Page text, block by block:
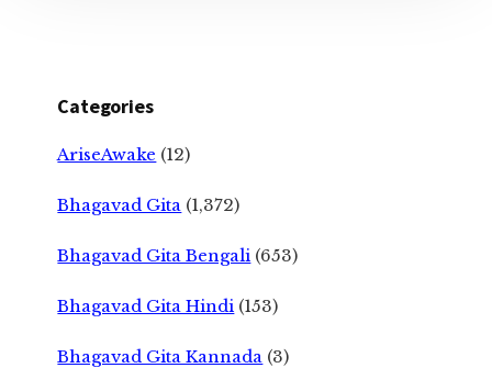
Categories
AriseAwake (12)
Bhagavad Gita (1,372)
Bhagavad Gita Bengali (653)
Bhagavad Gita Hindi (153)
Bhagavad Gita Kannada (3)